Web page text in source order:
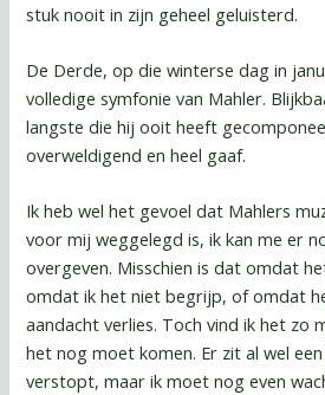
stuk nooit in zijn geheel geluisterd.
De Derde, op die winterse dag in
volledige symfonie van Mahler.
langste die hij ooit heeft
overweldigend en heel gaaf.
Ik heb wel het gevoel dat Mahlers
voor mij weggelegd is, ik kan me er
overgeven. Misschien is dat omdat
omdat ik het niet begrijp, of omdat
aandacht verlies. Toch vind ik het zo
het nog moet komen. Er zit al wel
verstopt, maar ik moet nog even